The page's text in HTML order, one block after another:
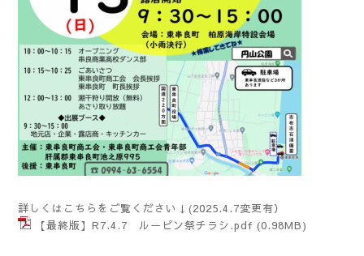
詳しくはこちらをご覧ください↓(2025.4.7変更有）
【最終版】R7.4.7 ルーピン祭チラシ.pdf (0.98MB)